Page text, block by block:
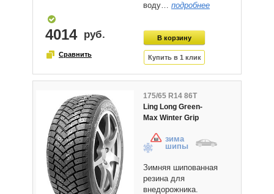
воду… подробнее
4014
175/65 R14 86T
Ling Long Green-
Max Winter Grip
зима
шипы
Зимняя шипованная
резина для
внедорожника.